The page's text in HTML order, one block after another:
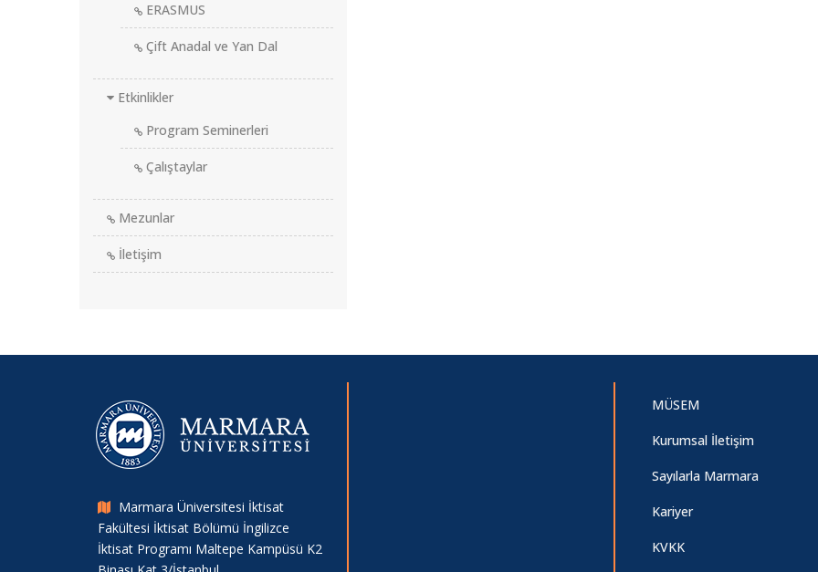
ERASMUS
Çift Anadal ve Yan Dal
Etkinlikler
Program Seminerleri
Çalıştaylar
Mezunlar
İletişim
Marmara Üniversitesi İktisat
Fakültesi İktisat Bölümü İngilizce
İktisat Programı Maltepe Kampüsü K2
MÜSEM
Kurumsal İletişim
Sayılarla Marmara
Kariyer
KVKK